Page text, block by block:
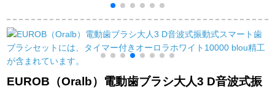
毛充電自動歯ブラシ
充電式-6段位-2ブラ
シヘッド--ティファニ
ーブルー
超インテリジェント
音波式電動歯ブラシ
柔らかい毛亮白男女4
段の白
消毒ケースセット黒
カスタム歯ブラシヘ
ッド2つ
EUROB（Oralb）電動歯ブラシ大人3 D音波式振